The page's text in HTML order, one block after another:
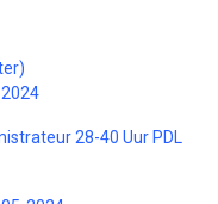
28-40 Uur PDL